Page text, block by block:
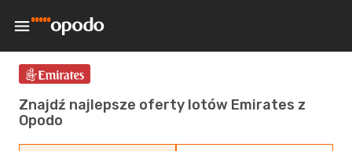
Znajdź najlepsze oferty lotów Emirates z
Opodo